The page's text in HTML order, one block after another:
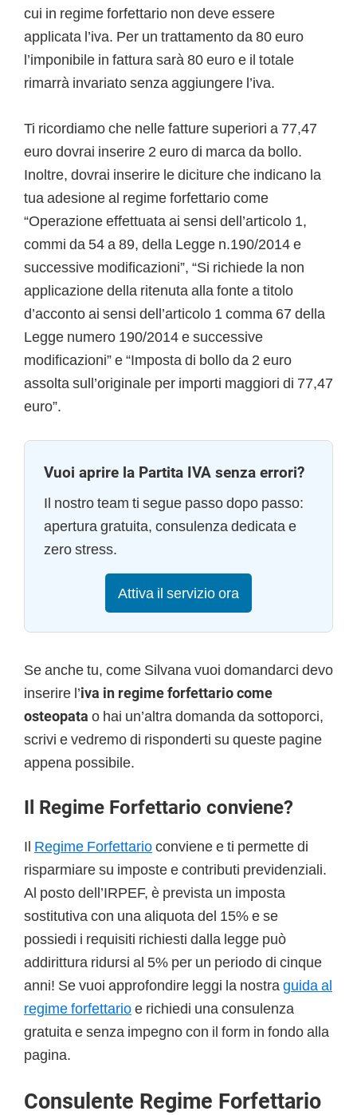
cui in regime forfettario non deve essere
applicata l’iva. Per un trattamento da 80 euro
l’imponibile in fattura sarà 80 euro e il totale
rimarrà invariato senza aggiungere l’iva.
Ti ricordiamo che nelle fatture superiori a 77,47
euro dovrai inserire 2 euro di marca da bollo.
Inoltre, dovrai inserire le diciture che indicano la
tua adesione al regime forfettario come
“Operazione effettuata ai sensi dell’articolo 1,
commi da 54 a 89, della Legge n.190/2014 e
successive modificazioni”, “Si richiede la non
applicazione della ritenuta alla fonte a titolo
d’acconto ai sensi dell’articolo 1 comma 67 della
Legge numero 190/2014 e successive
modificazioni” e “Imposta di bollo da 2 euro
assolta sull’originale per importi maggiori di 77,47
euro”.
Vuoi aprire la Partita IVA senza errori?
Il nostro team ti segue passo dopo passo:
apertura gratuita, consulenza dedicata e
zero stress.
Attiva il servizio ora
Se anche tu, come Silvana vuoi domandarci devo
inserire l’iva in regime forfettario come
osteopata o hai un’altra domanda da sottoporci,
scrivi e vedremo di risponderti su queste pagine
appena possibile.
Il Regime Forfettario conviene?
Il Regime Forfettarioconviene e ti permette di
risparmiare su imposte e contributi previdenziali.
Al posto dell’IRPEF, è prevista un imposta
sostitutiva con una aliquota del 15% e se
possiedi i requisiti richiesti dalla legge può
addirittura ridursi al 5% per un periodo di cinque
anni! Se vuoi approfondire leggi la nostra guida al
regime forfettarioe richiedi una consulenza
gratuita e senza impegno con il form in fondo alla
pagina.
Consulente Regime Forfettario